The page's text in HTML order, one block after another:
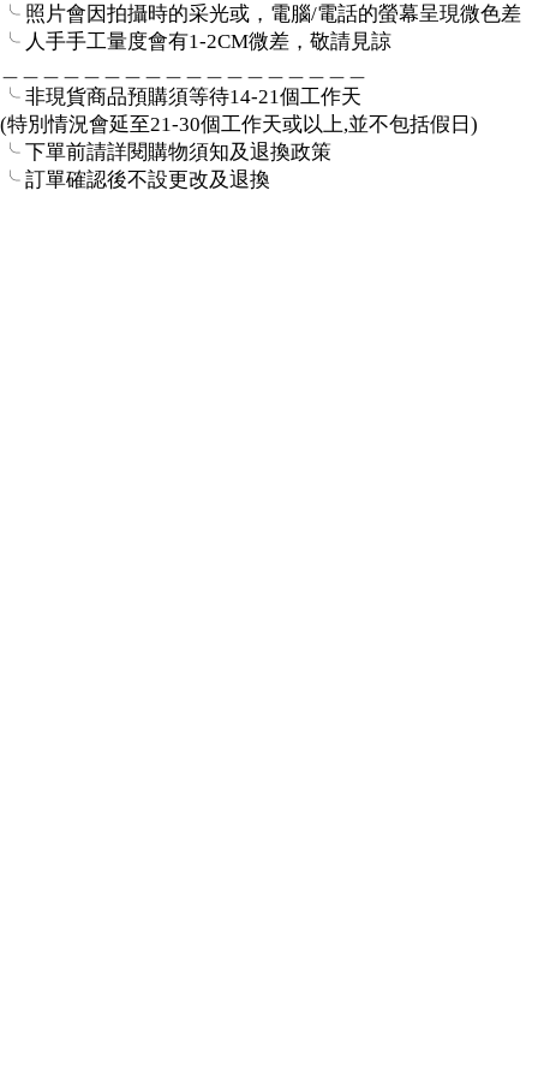
╰ 照片會因拍攝時的采光或，電腦/電話的螢幕呈現微色差
╰ 人手手工量度會有1-2CM微差，敬請見諒
╰ 非現貨商品預購須等待14-21個工作天
(特別情況會延至21-30個工作天或以上,並不包括假日)
╰ 下單前請詳閱購物須知及退換政策
╰ 訂單確認後不設更改及退換